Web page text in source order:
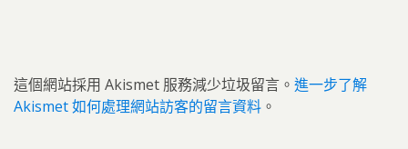
這個網站採用 Akismet 服務減少垃圾留言。 進一步了解
Akismet 如何處理網站訪客的留言資料 。